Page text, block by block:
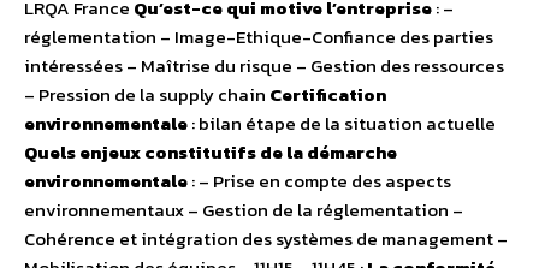
LRQA France Qu’est-ce qui motive l’entreprise: –
réglementation – Image-Ethique-Confiance des parties
intéressées – Maîtrise du risque – Gestion des ressources
– Pression de la supply chain Certification
environnementale: bilan étape de la situation actuelle
Quels enjeux constitutifs de la démarche
environnementale: – Prise en compte des aspects
environnementaux – Gestion de la réglementation –
Cohérence et intégration des systèmes de management –